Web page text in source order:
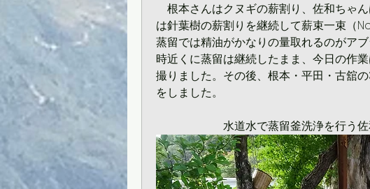
根本さんはクヌギの薪割り、佐和ちゃ
は針葉樹の薪割りを継続して薪束一束（
蒸留では精油がかなりの量取れるのがア
時近くに蒸留は継続したまま、今日の作
撮りました。その後、根本・平田・古舘
をしました。
水道水で蒸留釜洗浄を行う佐